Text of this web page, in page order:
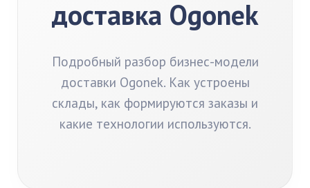
доставка Ogonek
Подробный разбор бизнес-модели
доставки Ogonek. Как устроены
склады, как формируются заказы и
какие технологии используются.